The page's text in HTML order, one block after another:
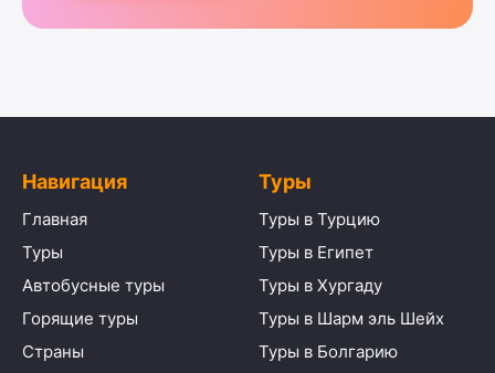
Навигация
Главная
Туры
Автобусные туры
Горящие туры
Страны
Туры
Туры в Турцию
Туры в Египет
Туры в Хургаду
Туры в Шарм эль Шейх
Туры в Болгарию